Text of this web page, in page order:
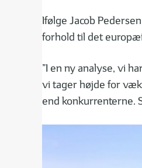
Ifølge Jacob
forhold til det
”I en ny analyse, vi
vi tager højde for
end konkurrenterne.